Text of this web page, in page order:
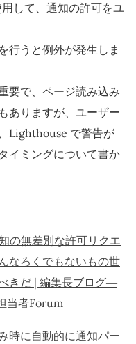
して、通知の許可をユ
行うと例外が発生しま
要で、ページ読み込み
ありますが、ユーザー
Lighthouse で警告が
イミングについて書か
の無差別な許可リクエ
なろくでもないもの世
きだ | 編集長ブログ―
当者Forum
時に自動的に通知パー